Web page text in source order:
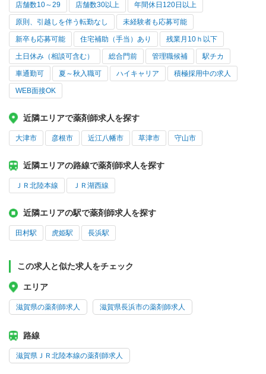
店舗数10～29 店舗数30以上 年間休日120日以上
原則、引越しを伴う転勤なし 未経験者も応募可能
新卒も応募可能 住宅補助（手当）あり 残業月10ｈ以下
土日休み（相談可含む） 総合門前 管理職候補 駅チカ
車通勤可 夏～秋入職可 ハイキャリア 積極採用中の求人
WEB面接OK
近隣エリアで薬剤師求人を探す
大津市 彦根市 近江八幡市 草津市 守山市
近隣エリアの路線で薬剤師求人を探す
ＪＲ北陸本線 ＪＲ湖西線
近隣エリアの駅で薬剤師求人を探す
田村駅 虎姫駅 長浜駅
この求人と似た求人をチェック
エリア
滋賀県の薬剤師求人 滋賀県長浜市の薬剤師求人
路線
滋賀県ＪＲ北陸本線の薬剤師求人